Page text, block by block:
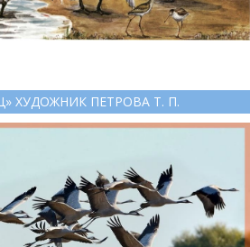
ХУДОЖНИК ПЕТРОВА Т. П.